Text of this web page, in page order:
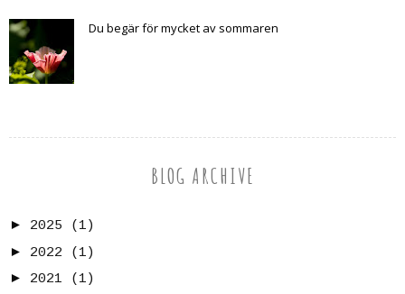
Du begär för mycket av sommaren
BLOG ARCHIVE
► 2025
(1)
► 2022
(1)
► 2021
(1)